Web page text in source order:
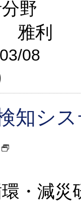
野
雅利
08
知シ
・減